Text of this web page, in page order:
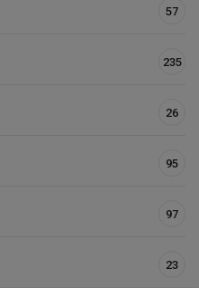
57
235
26
95
97
23